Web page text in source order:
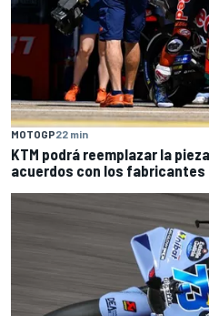
MOTOGP22 min
KTM podrá reemplazar la
acuerdos con los fabricantes